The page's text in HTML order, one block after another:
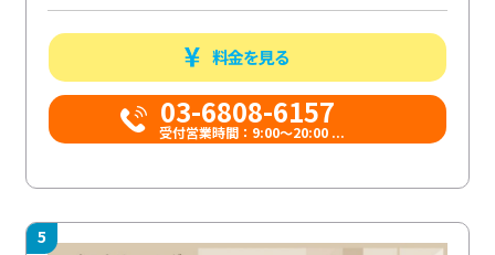
料金を見る
03-6808-6157
受付営業時間：9:00〜20:00 ...
5